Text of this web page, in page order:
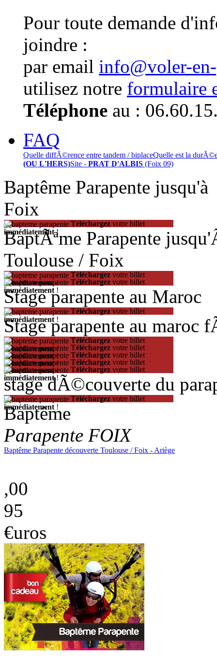
Pour toute demande
joindre :
par email info@voler-
utilisez notre formulaire
Téléphone au :
FAQ
Quelle diffÃ©rence entre tandem / biplaceQuelle est la
(OU L'HERS)Site - PRAT D'ALBIS (Foix 09)
Baptême Parapente
Foix
Téléchargez votre billet
immédiatement!
BaptÃªme Parapente
Toulouse / Foix
Téléchargez votre billet
immédiatement! Téléchargez votre billet
immédiatement !
Stage parapente au Maroc
Téléchargez votre billet
immédiatement !
Stage parapente au maroc
Téléchargez votre billet
immédiatement! Téléchargez votre billet
immédiatement! Téléchargez votre billet
immédiatement! Téléchargez votre billet
immédiatement! Téléchargez votre billet
immédiatement!
stage dÃ©couverte du
Téléchargez votre billet
immédiatement !
Baptême
Parapente FOIX
Baptême Parapente découverte Toulouse / Foix - Ariège
,00
95
€uros